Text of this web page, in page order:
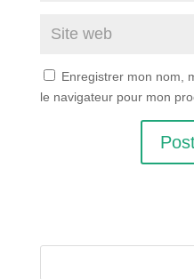
Enregistrer mon nom,
le navigateur pour mon